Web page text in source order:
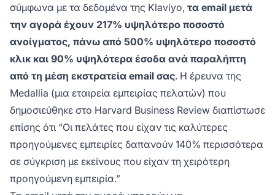
σύμφωνα με τα δεδομένα της Klaviyo, τα email μετά
την αγορά έχουν 217% υψηλότερο ποσοστό
ανοίγματος, πάνω από 500% υψηλότερο ποσοστό
κλικ και 90% υψηλότερα έσοδα ανά παραλήπτη
από τη μέση εκστρατεία email σας. Η έρευνα της
Medallia (μια εταιρεία εμπειρίας πελατών) που
δημοσιεύθηκε στο Harvard Business Review διαπίστωσε
επίσης ότι “Οι πελάτες που είχαν τις καλύτερες
προηγούμενες εμπειρίες δαπανούν 140% περισσότερα
σε σύγκριση με εκείνους που είχαν τη χειρότερη
προηγούμενη εμπειρία.”